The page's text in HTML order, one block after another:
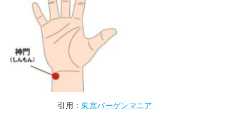
在校生の皆さまへ
卒業生の皆さまへ
証明書の交付手続き申請について
引用：東京バーゲンマニア